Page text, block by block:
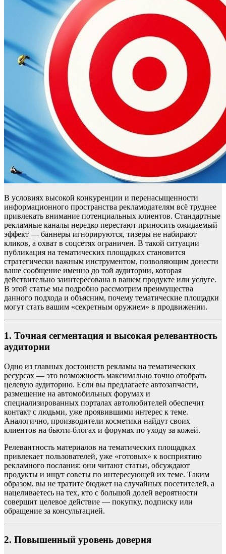
В условиях высокой конкуренции и перенасыщенности
информационного пространства рекламодателям всё труднее
привлекать внимание потенциальных клиентов. Стандартные
рекламные каналы нередко перестают приносить ожидаемый
эффект — баннеры игнорируются, тизеры не набирают
кликов, а охват в соцсетях ограничен. В такой ситуации
публикация на тематических площадках становится
стратегически важным инструментом, позволяющим донести
ваше сообщение именно до той аудитории, которая
действительно заинтересована в вашем продукте или услуге.
В этой статье мы подробно рассмотрим преимущества
данного подхода и объясним, почему тематические площадки
могут стать вашим «секретным оружием» в продвижении.
1. Точная сегментация и высокая релевантность
аудитории
Одно из главных достоинств рекламы на тематических
ресурсах — это возможность максимально точно отобрать
целевую аудиторию. Если вы предлагаете автозапчасти,
размещение на автомобильных форумах и
специализированных порталах автолюбителей обеспечит
контакт с людьми, уже проявившими интерес к теме.
Аналогично, производители косметики найдут своих
клиентов на бьюти-блогах и форумах по уходу за кожей.
Релевантность материалов на тематических площадках
привлекает пользователей, уже «готовых» к восприятию
рекламного послания: они читают статьи, обсуждают
продукты и ищут советы по интересующей их теме. Таким
образом, вы не тратите бюджет на случайных посетителей, а
нацеливаетесь на тех, кто с большой долей вероятности
совершит целевое действие — покупку, подписку или
обращение за консультацией.
2. Повышенный уровень доверия